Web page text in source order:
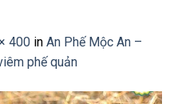
400 in An Phế Mộc An –
phế quản